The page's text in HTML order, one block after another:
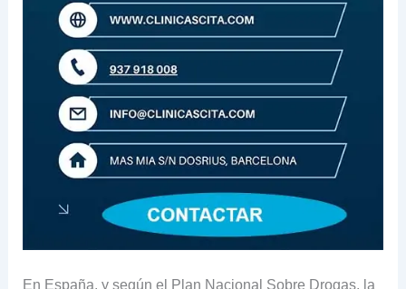
En España, y según el Plan Nacional Sobre Drogas, la